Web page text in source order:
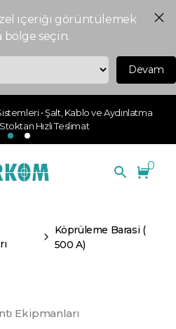
içeriği görüntülemek
bölge seçin.
Devam
• Şalt, Kablo ve Aydınlatma
Hızlı Teslimat
0
Köprüleme Barasi (
500 A)
Ekipmanları